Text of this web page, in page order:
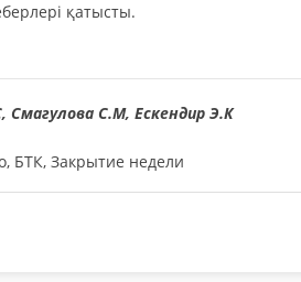
қатысты.
Смагулова С.М, Ескендир Э.К
БТК, Закрытие недели